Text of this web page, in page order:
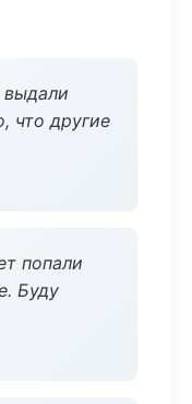
выдали
что другие
попали
Буду